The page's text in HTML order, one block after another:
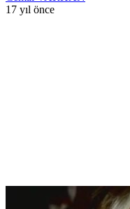
17 yıl önce